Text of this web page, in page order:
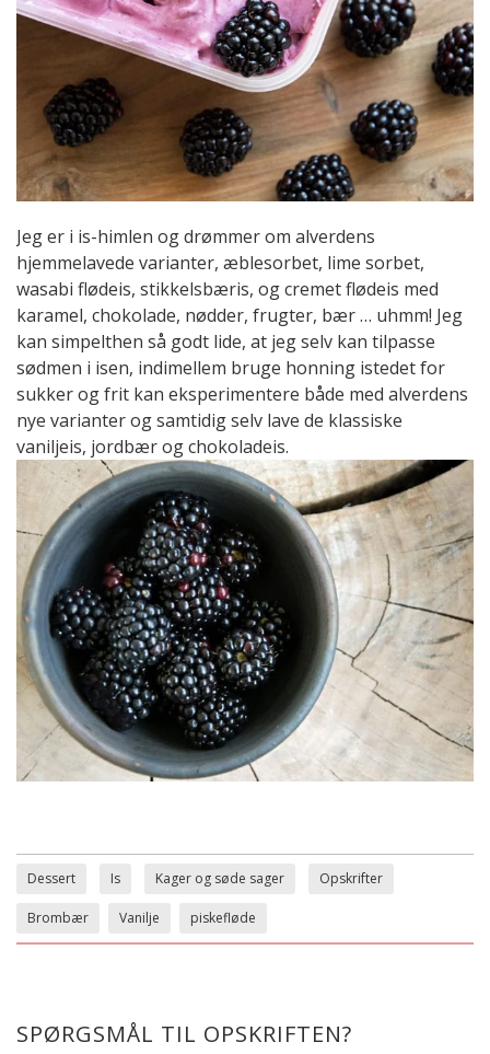
Jeg er i is-himlen og drømmer om alverdens
hjemmelavede varianter, æblesorbet, lime sorbet,
wasabi flødeis, stikkelsbæris, og cremet flødeis med
karamel, chokolade, nødder, frugter, bær … uhmm! Jeg
kan simpelthen så godt lide, at jeg selv kan tilpasse
sødmen i isen, indimellem bruge honning istedet for
sukker og frit kan eksperimentere både med alverdens
nye varianter og samtidig selv lave de klassiske
vaniljeis, jordbær og chokoladeis.
Dessert Is Kager og søde sager Opskrifter
Brombær Vanilje piskefløde
SPØRGSMÅL TIL OPSKRIFTEN?